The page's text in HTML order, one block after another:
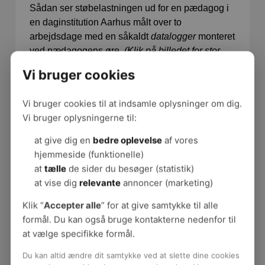
Sådan ser støbelastningen ud for en pædagog i
en daginstitution Aarhus målt over to
arbejdsdage med en såkaldtdataloggermonteret
ved pædagogens øre.(Klik på billedet for stor
Puderummet og garderoben støjer mest med
spidsbelastninger op over 90dB. Perioderne på
Vi bruger cookies
Vi bruger cookies til at indsamle oplysninger om dig.
Vi bruger oplysningerne til:
at give dig en bedre oplevelseaf vores
hjemmeside (funktionelle)
at tællede sider du besøger (statistik)
at vise dig relevanteannoncer (marketing)
Klik “Accepter alle” for at give samtykke til alle
formål. Du kan også bruge kontakterne nedenfor til
at vælge specifikke formål.
Du kan altid ændre dit samtykke ved at slette dine cookies